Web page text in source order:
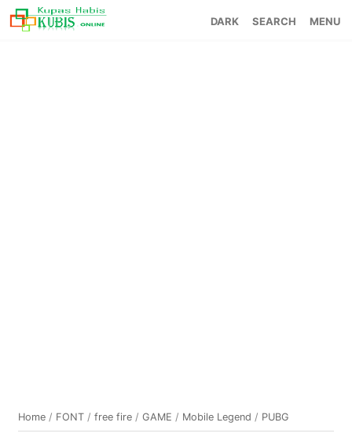
SEARCH MENU
Home / FONT /free fire /GAME / Mobile Legend / PUBG